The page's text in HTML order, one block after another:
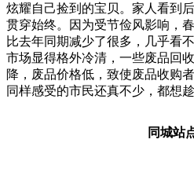
炫耀自己捡到的宝贝。家人看到
贯穿始终。因为受节俭风影响，
比去年同期减少了很多，几乎看
市场显得格外冷清，一些废品回
降，废品价格低，致使废品收购
同样感受的市民还真不少，都想
同城站